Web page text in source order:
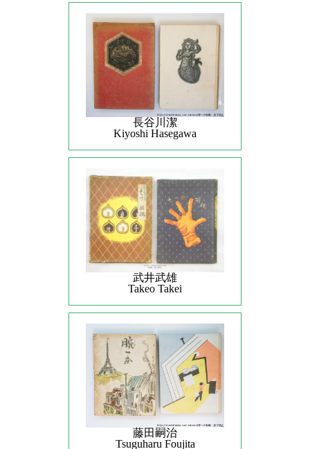
長谷川潔
Kiyoshi Hasegawa
武井武雄
Takeo Takei
藤田嗣治
Tsuguharu Foujita